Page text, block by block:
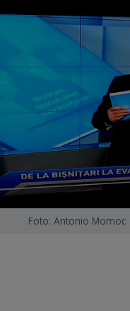
Foto: Antonio Momoc